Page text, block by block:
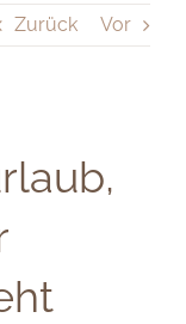
Zurück Vor